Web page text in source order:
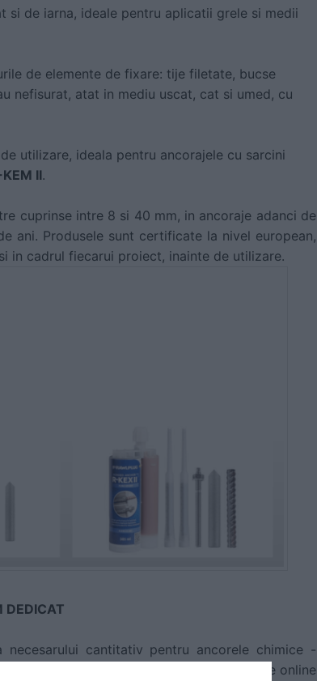
si de iarna, ideale pentru aplicatii grele si medii
de elemente de fixare: tije filetate, bucse
nefisurat, atat in mediu uscat, cat si umed, cu
utilizare, ideala pentru ancorajele cu sarcini
II.
cuprinse intre 8 si 40 mm, in ancoraje adanci de
ani. Produsele sunt certificate la nivel european,
in cadrul fiecarui proiect, inainte de utilizare.
DEDICAT
cantitativ pentru ancorele chimice -
bun raport calitate-pret. Această aplicatie online